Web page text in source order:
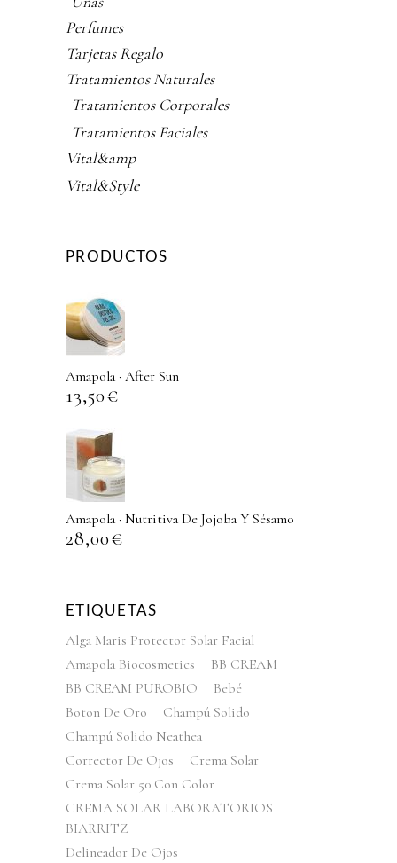
Perfumes
Tarjetas Regalo
Tratamientos Naturales
Tratamientos Corporales
Tratamientos Faciales
Vital&amp
Vital&Style
PRODUCTOS
Amapola · After Sun
13,50€
Amapola · Nutritiva De Jojoba Y Sésamo
28,00€
ETIQUETAS
Alga Maris Protector Solar Facial
Amapola Biocosmetics
BB CREAM
BB CREAM PUROBIO
Bebé
Boton De Oro
Champú Solido
Champú Solido Neathea
Corrector De Ojos
Crema Solar
Crema Solar 50 Con Color
CREMA SOLAR LABORATORIOS
BIARRITZ
Delineador De Ojos